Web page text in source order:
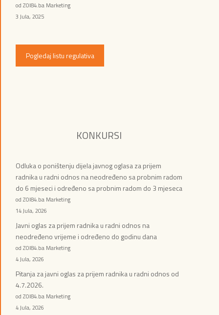
od ZOI84.ba Marketing
3 Jula, 2025
Pogledaj listu regulativa
KONKURSI
Odluka o poništenju dijela javnog oglasa za prijem
radnika u radni odnos na neodređeno sa probnim radom
do 6 mjeseci i određeno sa probnim radom do 3 mjeseca
od ZOI84.ba Marketing
14 Jula, 2026
Javni oglas za prijem radnika u radni odnos na
neodređeno vrijeme i određeno do godinu dana
od ZOI84.ba Marketing
4 Jula, 2026
Pitanja za javni oglas za prijem radnika u radni odnos od
4.7.2026.
od ZOI84.ba Marketing
4 Jula, 2026